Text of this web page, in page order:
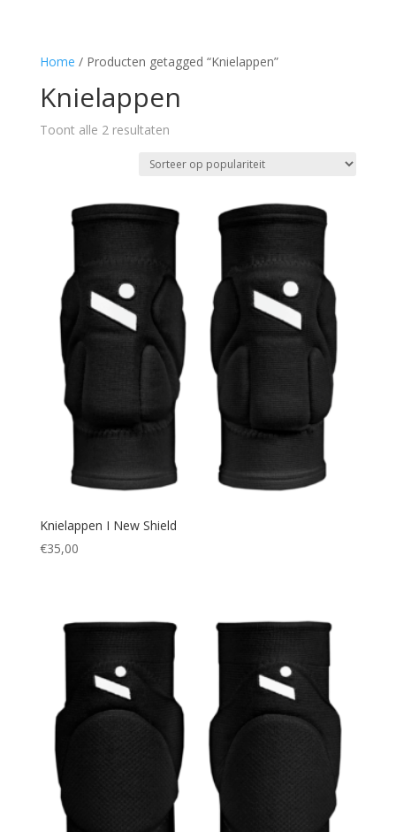
Home / Producten getagged “Knielappen”
Knielappen
Toont alle 2 resultatenGesorteerd
populariteit
Knielappen I New Shield
€35,00